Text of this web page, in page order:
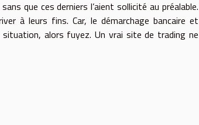
que ces derniers l’aient sollicité au préalable.
à leurs fins. Car, le démarchage bancaire et
alors fuyez. Un vrai site de trading ne